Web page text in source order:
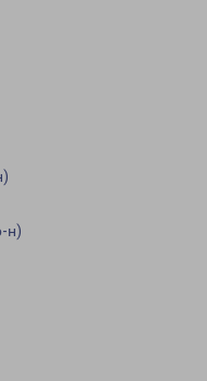
н)